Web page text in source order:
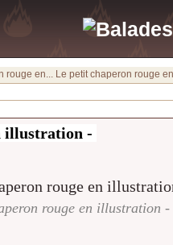
rouge en... Le petit chaperon rouge
illustration -
rouge en illustration -